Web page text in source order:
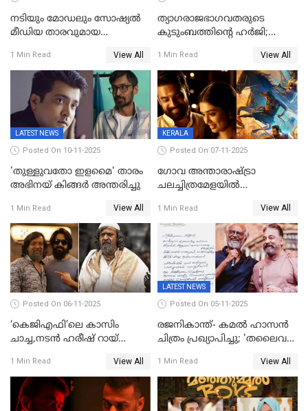
നടിയും മോഡലും സോഷ്യൽ
മീഡിയ താരവുമായ
ഇന്ന്‌ നല്ലൊരു ബിസി ഡേ
ആയിരുന്നുവെന്ന് നന്ദിത
ശങ്കര
1 Min Read View All
ത്യാഗരാജഭാഗവതരുടെ
കുടുംബത്തിന്റെ ഹര്‍ജി;
ഹൈക്കോടതി നോട്ടീസ്‌
1 Min Read View All
LATEST NEWS
Posted On 10-11-2025
'തുള്ളുവതോ ഇളമൈ' താരം
അഭിനയ് കിങ്ങർ അന്തരിച്ചു
1 Min Read View All
KERALA
Posted On 07-11-2025
ഗോവ അന്താരാഷ്ട്രാ
ചലച്ചിത്രമേളയില്‍
മലയാളത്തില്‍നിന്ന്
ഏകചിത്രമായി 'എആര്‍എം';
1 Min Read View All
Posted On 06-11-2025
‘കെജിഎഫി’ലെ കാസിം
ചാച്ച,നടൻ ഹരീഷ് റായ്
1 Min Read View All
LATEST NEWS
Posted On 05-11-2025
രജനികാന്ത്- കമൽ ഹാസൻ
ചിത്രം പ്രഖ്യാപിച്ചു; 'തലൈവർ
1 Min Read View All